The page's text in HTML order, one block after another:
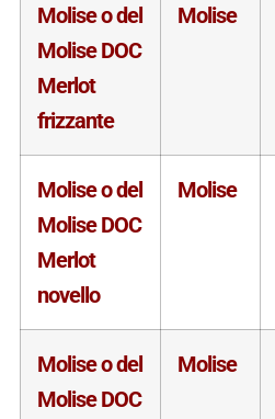
Molise o del
Molise DOC
Merlot
frizzante
Molise
Molise o del
Molise DOC
Merlot
novello
Molise
Molise o del
Molise DOC
Molise